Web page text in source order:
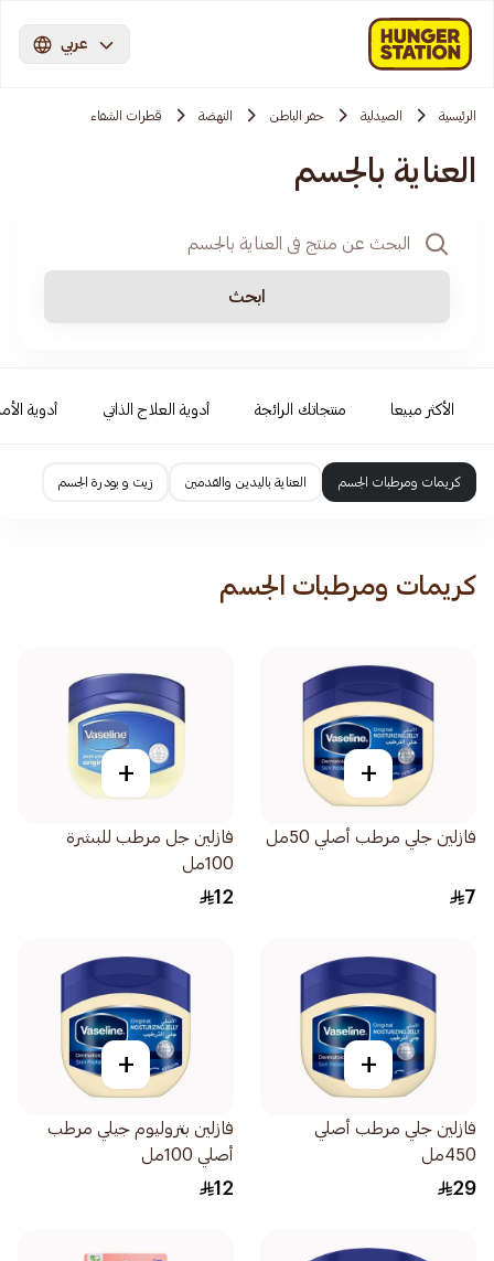
عربي
الرئيسية الصيدلية حفر الباطن النهضة قطرات الشفاء
العناية بالجسم
ابحث
الأكثر مبيعا منتجاتك الرائجة أدوية العلاج الذاتي أدوية
كريمات ومرطبات الجسم العناية باليدين والقدمين زيت و بودرة الجسم
كريمات ومرطبات الجسم
+
فازلين جلي مرطب أصلي 50مل
7
+
فازلين جل مرطب للبشرة
100مل
12
+
فازلين جلي مرطب أصلي
450مل
29
+
فازلين بتروليوم جيلي مرطب
أصلي 100مل
12